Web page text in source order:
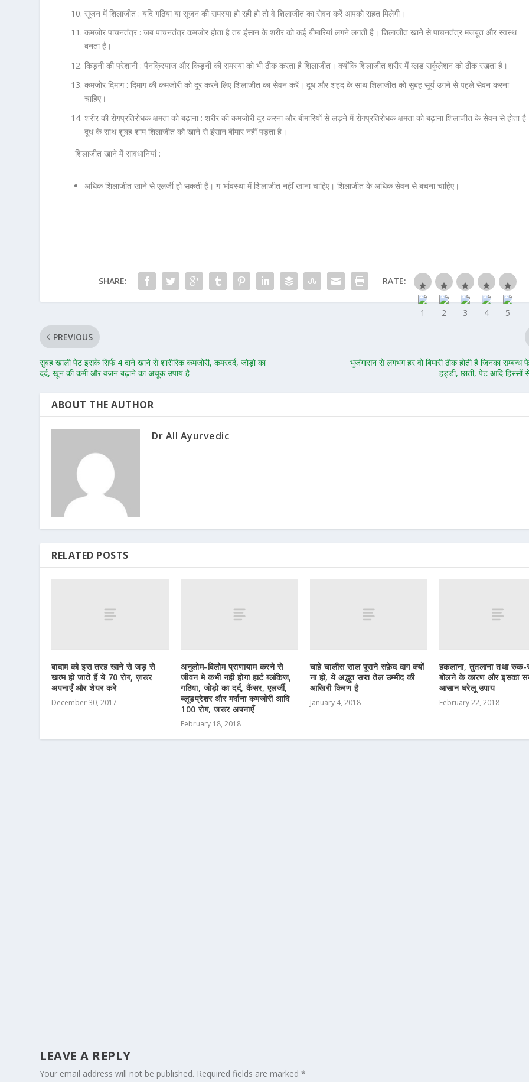
सूजन में शिलाजीत : यदि गठिया या सूजन की समस्या हो रही हो तो वे शिलाजीत का सेवन करें आपको राहत मिलेगी।
कमजोर पाचनतंत्र : जब पाचनतंत्र कमजोर होता है तब इंसान के शरीर को कई बीमारियां लगने लगती है। शिलाजीत खाने से पाचनतंत्र मजबूत और स्वस्थ
बनता है।
किड़नी की परेशानी : पैनक्रियाज और किड़नी की समस्या को भी ठीक करता है शिलाजीत। क्योंकि शिलाजीत शरीर में ब्लड सर्कुलेशन को ठीक रखता है।
कमजोर दिमाग :दिमाग की कमजोरी को दूर करने लिए शिलाजीत का सेवन करें। दूध और शहद के साथ शिलाजीत को सुबह सूर्य उगने से पहले सेवन करना
चाहिए।
शरीर की रोगप्रतिरोधक क्षमता को बढ़ाना : शरीर की कमजोरी दूर करना और बीमारियों से लड़ने में रोगप्रतिरोधक क्षमता को बढ़ाना शिलाजीत के सेवन से होता
दूध के साथ शुबह शाम शिलाजीत को खाने से इंसान बीमार नहीं पड़ता है।
शिलाजीत खाने में सावधानियां :
अधिक शिलाजीत खाने से एलर्जी हो सकती है। ग-र्भावस्था में शिलाजीत नहीं खाना चाहिए। शिलाजीत के अधिक सेवन से बचना चाहिए।
SHARE: RATE:
PREVIOUS
सुबह खाली पेट इसके सिर्फ 4 दाने खाने से शारीरिक कमजोरी, कमरदर्द, जोड़ो का
दर्द, खून की कमी और वजन बढ़ाने का अचूक उपाय है
भुजंगासन से लगभग हर वो बिमारी ठीक होती है जिनका सम्बन्ध
हड्डी, छाती, पेट आदि
ABOUT THE AUTHOR
Dr All Ayurvedic
RELATED POSTS
बादाम को इस तरह खाने से जड़ से
खत्म हो जाते हैं ये 70 रोग, ज़रूर
अपनाएँ और शेयर करे
December 30, 2017
अनुलोम-विलोम प्राणायाम करने से
जीवन मे कभी नही होगा हार्ट ब्लॉकेज,
गठिया, जोड़ो का दर्द, कैंसर, एलर्जी,
ब्लूडप्रेशर और मर्दाना कमजोरी आदि
100 रोग, जरूर अपनाएँ
February 18, 2018
चाहे चालीस साल पूराने सफ़ेद दाग क्यों
ना हो, ये अद्भुत सप्त तेल उम्मीद की
आखिरी किरण है
January 4, 2018
हकलाना, तुतलाना तथा
बोलने के कारण और इसका
आसान घरेलू उपाय
February 22, 2018
LEAVE A REPLY
Your email address will not be published. Required fields are marked*